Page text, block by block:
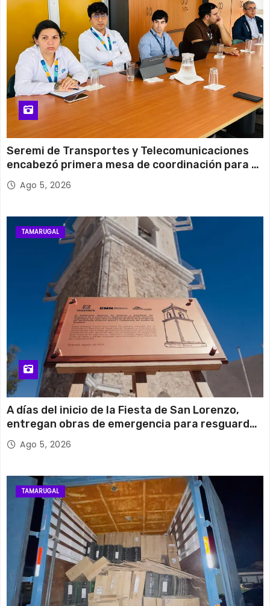
Miércoles
Seremi de Transportes y Telecomunicaciones
encabezó primera mesa de coordinación para el
retiro de cables en desuso en Iquique
Ago 5, 2026
TAMARUGAL
A días del inicio de la Fiesta de San Lorenzo,
entregan obras de emergencia para resguardar
su histórico campanario
Ago 5, 2026
TAMARUGAL